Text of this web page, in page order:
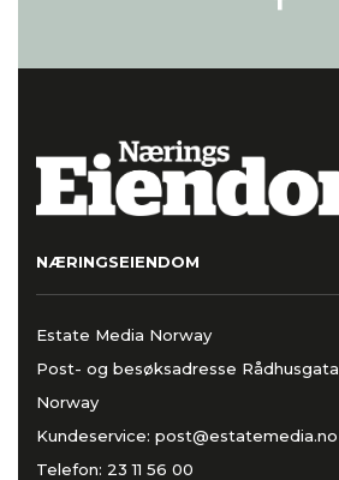
NÆRINGSEIENDOM
Estate Media Norway
Post- og besøksadresse Rådhusgata
Norway
Kundeservice: post@estatemedia.no
Telefon: 23 11 56 00